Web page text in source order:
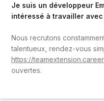
Je suis un développeur
intéressé à travailler
Nous recrutons
talentueux, rendez-vous
https://
ouvertes.